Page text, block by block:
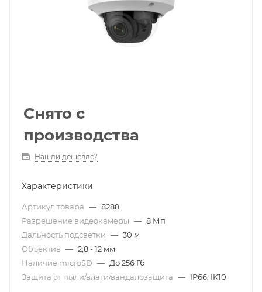
Снято с
производства
Нашли дешевле?
Характеристики
Артикул товара — 8288
Разрешение видеокамеры — 8 Мп
Дальность подсветки — 30 м
Объектив — 2,8 - 12 мм
Наличие microSD — До 256 Гб
Защита от пыли/влаги/вандалозащита — IP66, IK10